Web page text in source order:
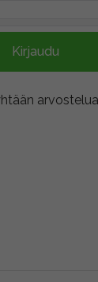
Kirjaudu